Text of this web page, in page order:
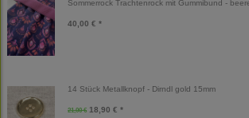
Sommerrock Trachtenrock mit Gummibund -
40,00 € *
14 Stück Metallknopf - Dirndl gold 15mm
21,00 € 18,90 € *